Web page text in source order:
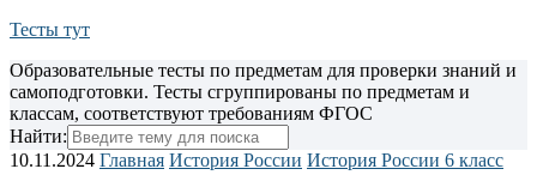
Тесты тут
Образовательные тесты по предметам для проверки знаний и
самоподготовки. Тесты сгруппированы по предметам и
классам, соответствуют требованиям ФГОС
Найти:
10.11.2024 Главная История России История России 6 класс